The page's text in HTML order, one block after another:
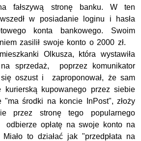
fałszywą stronę banku. W ten
w posiadanie loginu i hasła
konta bankowego. Swoim
zasilił swoje konto o 2000 zł.
Olkusza, która wystawiła
sprzedaż, poprzez komunikator
się oszust i zaproponował, że sam
kurierską kupowanego przez siebie
"ma środki na koncie InPost", złoży
przez stronę tego popularnego
odbierze opłatę na swoje konto na
to działać jak "przedpłata na